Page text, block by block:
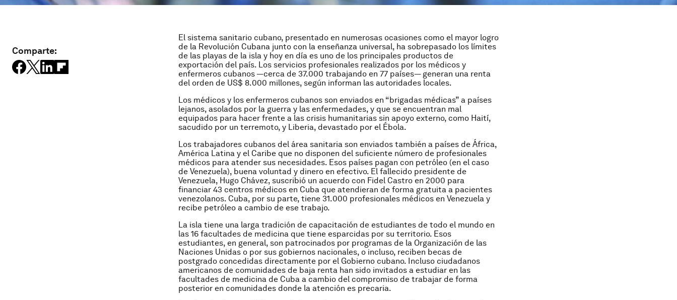
Comparte:
El sistema sanitario cubano, presentado en numerosas ocasiones como el mayor logro
de la Revolución Cubana junto con la enseñanza universal, ha sobrepasado los límites
de las playas de la isla y hoy en día es uno de los principales productos de
exportación del país. Los servicios profesionales realizados por los médicos y
enfermeros cubanos —cerca de 37.000 trabajando en 77 países— generan una renta
del orden de US$ 8.000 millones, según informan las autoridades locales.
Los médicos y los enfermeros cubanos son enviados en “brigadas médicas” a países
lejanos, asolados por la guerra y las enfermedades, y que se encuentran mal
equipados para hacer frente a las crisis humanitarias sin apoyo externo, como Haití,
sacudido por un terremoto, y Liberia, devastado por el Ébola.
Los trabajadores cubanos del área sanitaria son enviados también a países de África,
América Latina y el Caribe que no disponen del suficiente número de profesionales
médicos para atender sus necesidades. Esos países pagan con petróleo (en el caso
de Venezuela), buena voluntad y dinero en efectivo. El fallecido presidente de
Venezuela, Hugo Chávez, suscribió un acuerdo con Fidel Castro en 2000 para
financiar 43 centros médicos en Cuba que atendieran de forma gratuita a pacientes
venezolanos. Cuba, por su parte, tiene 31.000 profesionales médicos en Venezuela y
recibe petróleo a cambio de ese trabajo.
La isla tiene una larga tradición de capacitación de estudiantes de todo el mundo en
las 16 facultades de medicina que tiene esparcidas por su territorio. Esos
estudiantes, en general, son patrocinados por programas de la Organización de las
Naciones Unidas o por sus gobiernos nacionales, o incluso, reciben becas de
postgrado concedidas directamente por el Gobierno cubano. Incluso ciudadanos
americanos de comunidades de baja renta han sido invitados a estudiar en las
facultades de medicina de Cuba a cambio del compromiso de trabajar de forma
posterior en comunidades donde la atención es precaria.